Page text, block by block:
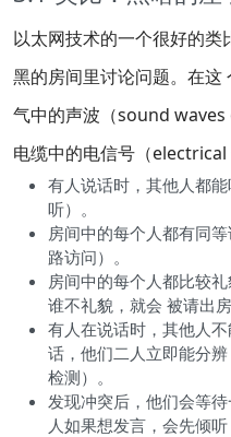
以太网技术的一个很好的
黑的房间里讨论问题。在这
气中的声波（sound
电缆中的电信号（
有人说话时，其他人都
听）。
房间中的每个人都有同
路访问）。
房间中的每个人都比较
谁不礼貌，就会 被请出
有人在说话时，其他人
话，他们二人立即能分
检测）。
发现冲突后，他们会等
人如果想发言，会先倾